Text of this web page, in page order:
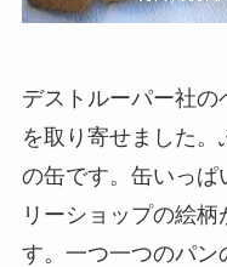
デストルーパー社
を取り寄せました
の缶です。缶いっぱ
リーショップの絵
す。一つ一つのパン